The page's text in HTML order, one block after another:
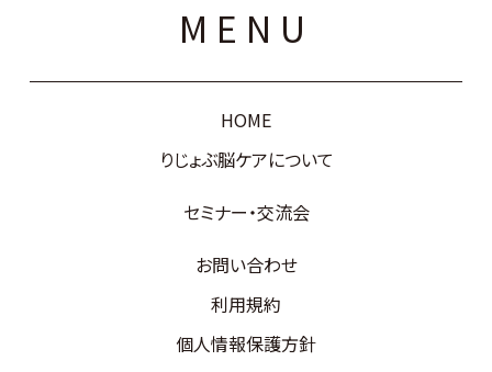
MENU
HOME
りじょぶ脳ケアについて
セミナー・交流会
お問い合わせ
利用規約
個人情報保護方針